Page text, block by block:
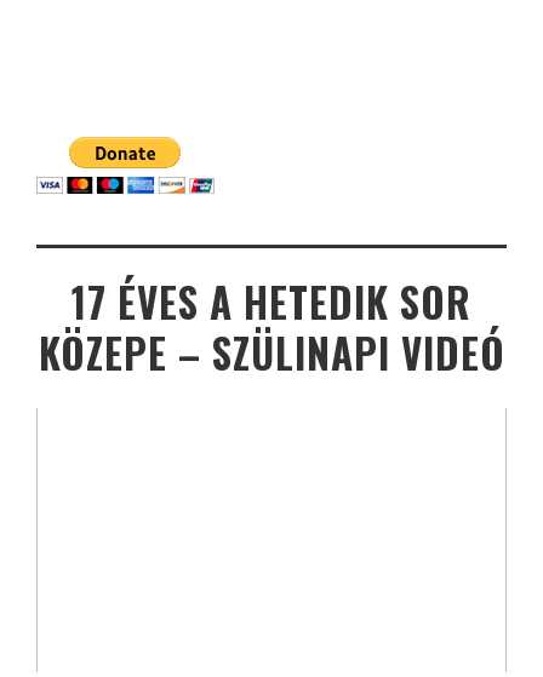
17 ÉVES A HETEDIK SOR
KÖZEPE – SZÜLINAPI VIDEÓ